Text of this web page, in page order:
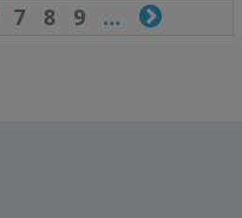
7 8 9... 